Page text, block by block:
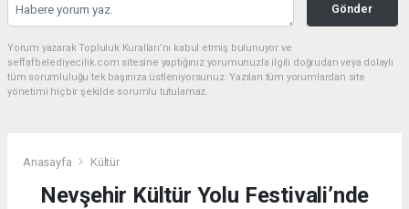
Gönder
Yorum yazarak Topluluk Kuralları’nı kabul etmiş bulunuyor ve
seffafbelediyecilik.com sitesine yaptığınız yorumunuzla ilgili doğrudan veya dolaylı
tüm sorumluluğu tek başınıza üstleniyorsunuz. Yazılan tüm yorumlardan site
yönetimi hiçbir şekilde sorumlu tutulamaz.
Anasayfa Kültür
Nevşehir Kültür Yolu Festivali’nde